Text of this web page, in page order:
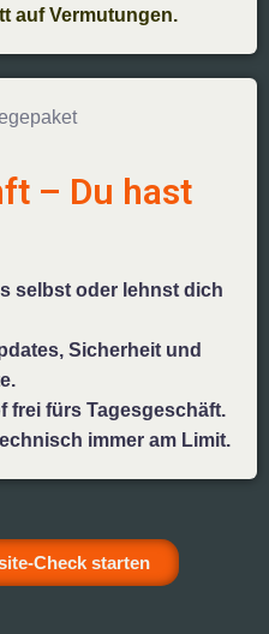
auf Vermutungen.
– Du hast
selbst oder lehnst dich
Sicherheit und
frei fürs Tagesgeschäft.
immer am Limit.
Check starten